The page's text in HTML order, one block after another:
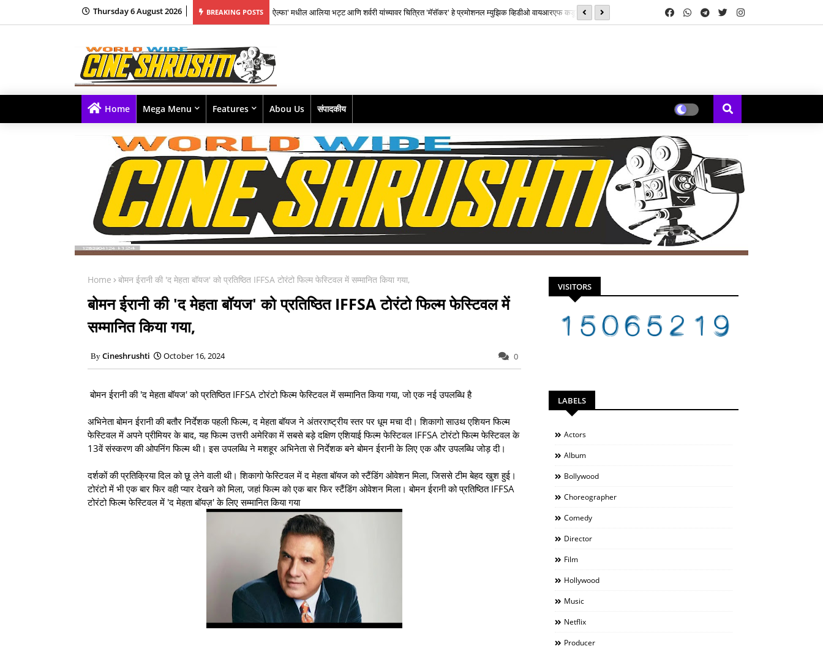
Thursday 6 August 2026 BREAKING POSTS यश राज फिल्म्सकडून भारतातील स्वतंत्र संगीत क्षेत्रातील नव्या पिढीतील प्रतिभांना घडवण्यासाठी ‘राह रेकॉर्ड्स’ची सुरुवात ‘झिम्मा ३’च्या चित्रीकरणाला सुरुवात
Home Mega Menu Features Abou Us संपादकीय
Home बोमन ईरानी की 'द मेहता बॉयज' को प्रतिष्ठित IFFSA टोरंटो फिल्म फेस्टिवल में सम्मानित किया गया,
बोमन ईरानी की 'द मेहता बॉयज' को प्रतिष्ठित IFFSA टोरंटो फिल्म फेस्टिवल में
सम्मानित किया गया,
Cineshrushti October 16, 2024 0
बोमन ईरानी की 'द मेहता बॉयज' को प्रतिष्ठित IFFSA टोरंटो फिल्म फेस्टिवल में सम्मानित किया गया, जो एक नई उपलब्धि है
अभिनेता बोमन ईरानी की बतौर निर्देशक पहली फिल्म, द मेहता बॉयज ने अंतरराष्ट्रीय स्तर पर धूम मचा दी। शिकागो साउथ एशियन फिल्म
फेस्टिवल में अपने प्रीमियर के बाद, यह फिल्म उत्तरी अमेरिका में सबसे बड़े दक्षिण एशियाई फिल्म फेस्टिवल IFFSA टोरंटो फिल्म फेस्टिवल के
13वें संस्करण की ओपनिंग फिल्म थी। इस उपलब्धि ने मशहूर अभिनेता से निर्देशक बने बोमन ईरानी के लिए एक और उपलब्धि जोड़ दी।
दर्शकों की प्रतिक्रिया दिल को छू लेने वाली थी। शिकागो फेस्टिवल में द मेहता बॉयज को स्टैंडिंग ओवेशन मिला, जिससे टीम बेहद खुश हुई।
टोरंटो में भी एक बार फिर वही प्यार देखने को मिला, जहां फिल्म को एक बार फिर स्टैंडिंग ओवेशन मिला। बोमन ईरानी को प्रतिष्ठित IFFSA
टोरंटो फिल्म फेस्टिवल में 'द मेहता बॉयज़' के लिए सम्मानित किया गया
VISITORS
LABELS
Actors
Album
Bollywood
Choreographer
Comedy
Director
Film
Hollywood
Music
Netflix
Producer